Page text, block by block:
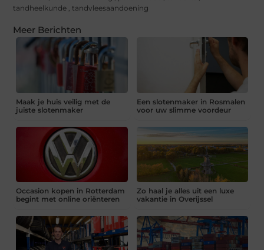
tandheelkunde , tandvleesaandoening
Meer Berichten
Maak je huis veilig met de
juiste slotenmaker
Een slotenmaker in Rosmalen
voor uw slimme voordeur
Occasion kopen in Rotterdam
begint met online oriënteren
Zo haal je alles uit een luxe
vakantie in Overijssel